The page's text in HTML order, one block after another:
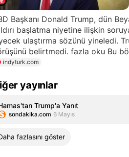
Başkanı Donald Trump, dün
başlatma niyetine ilişkin
ulaştırma sözünü yineledi.
belirtmedi. fazla oku Bu
indyturk.com
yayınlar
Trump'a Yanıt
sondakika.com 6 Mayıs
fazlasını göster